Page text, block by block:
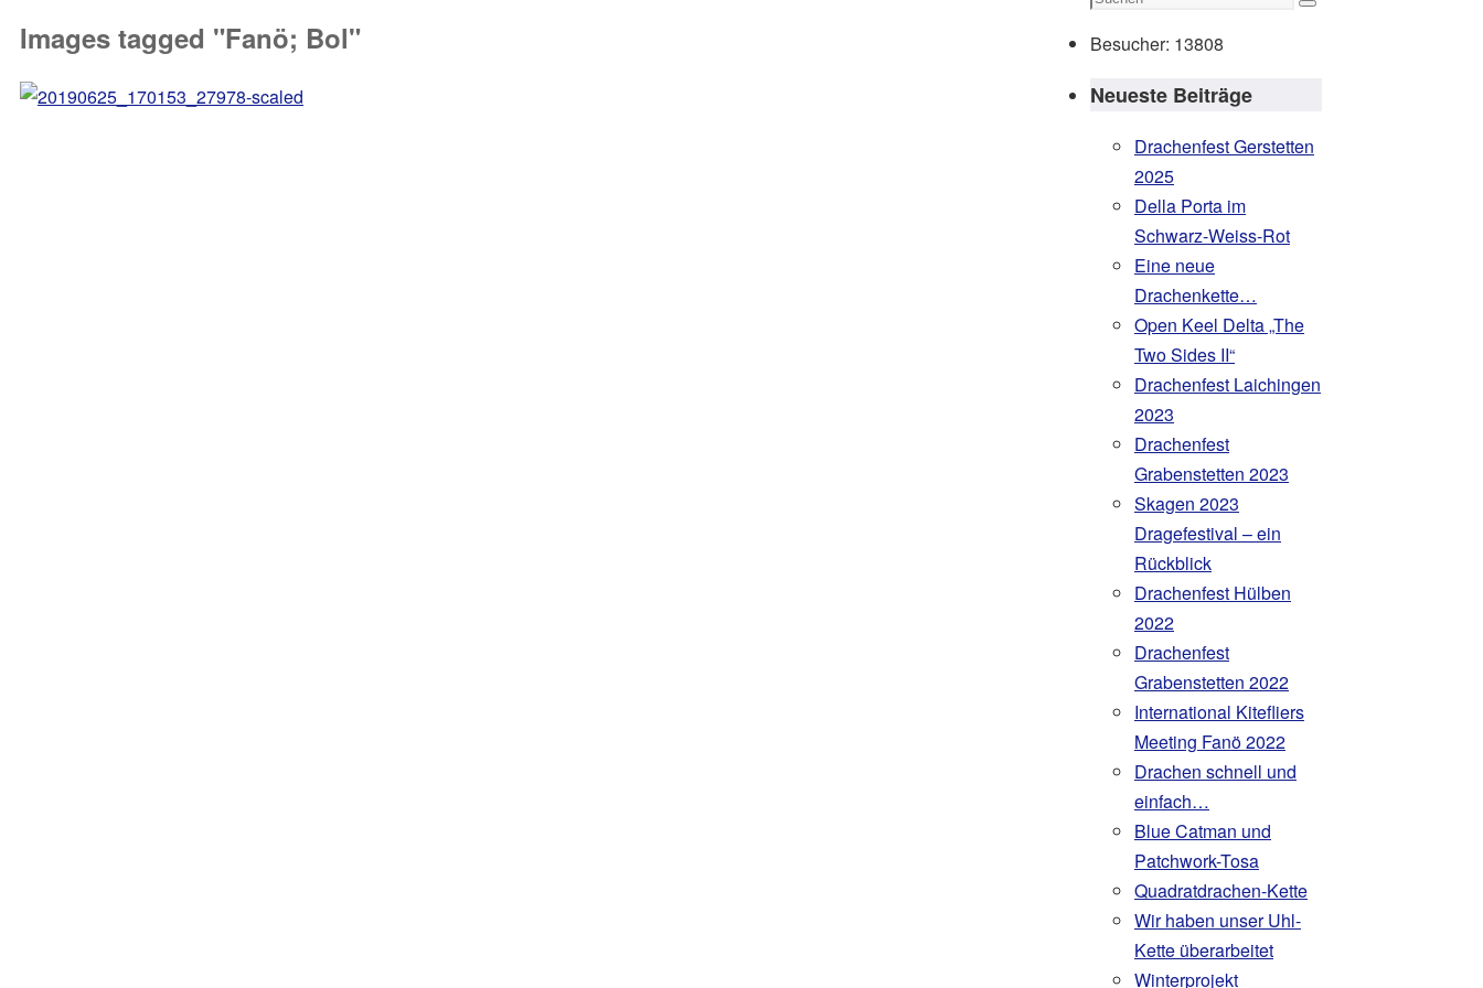
Images tagged "Fanö; Bol"
Suchen
Besucher: 13808
Neueste Beiträge
Drachenfest Gerstetten
2025
Della Porta im
Schwarz-Weiss-Rot
Eine neue
Drachenkette…
Open Keel Delta „The
Two Sides II“
Drachenfest Laichingen
2023
Drachenfest
Grabenstetten 2023
Skagen 2023
Dragefestival – ein
Rückblick
Drachenfest Hülben
2022
Drachenfest
Grabenstetten 2022
International Kitefliers
Meeting Fanö 2022
Drachen schnell und
einfach…
Blue Catman und
Patchwork-Tosa
Quadratdrachen-Kette
Wir haben unser Uhl-
Kette überarbeitet
Winterprojekt